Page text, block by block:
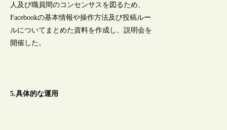
人及び職員間のコンセンサスを図るため、
Facebookの基本情報や操作方法及び投稿ルー
ルについてまとめた資料を作成し、説明会を
開催した。
5.具体的な運用